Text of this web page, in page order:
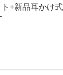
+新品耳かけ